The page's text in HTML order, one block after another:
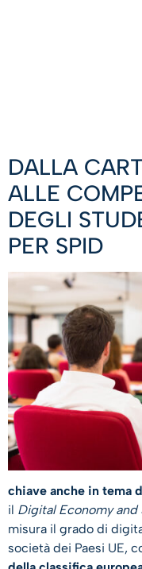
DALLA
ALLE
DEGLI
PER SPID
chiave anche in tema
il Digital Economy and
misura il grado di
società dei Paesi UE,